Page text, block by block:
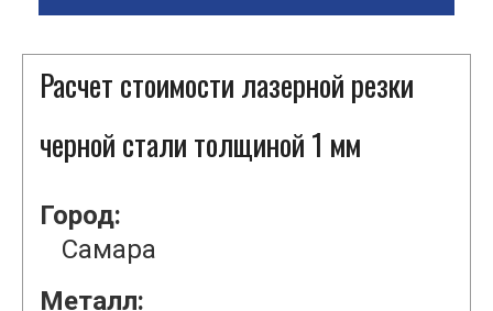
Расчет стоимости лазерной резки
черной стали толщиной 1 мм
Город:
Самара
Металл: